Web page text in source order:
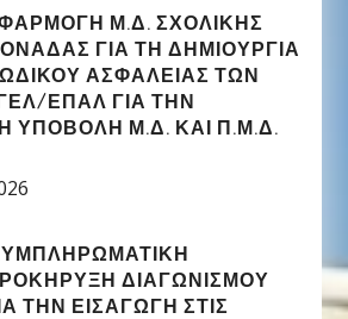
Μ.Δ. ΣΧΟΛΙΚΉΣ
ΓΙΑ ΤΗ ΔΗΜΙΟΥΡΓΊΑ
ΑΣΦΑΛΕΊΑΣ ΤΩΝ
ΕΠΑΛ ΓΙΑ ΤΗΝ
ΥΠΟΒΟΛΉ Μ.Δ. ΚΑΙ Π.Μ.Δ.
ΔΙΑΓΩΝΙΣΜΟΎ
ΤΗΝ ΕΙΣΑΓΩΓΉ ΣΤΙΣ